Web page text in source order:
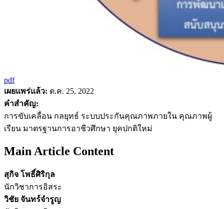
pdf
เผยแพร่แล้ว: ต.ค. 25, 2022
คำสำคัญ:
การขับเคลื่อน กลยุทธ์ ระบบประกันคุณภาพภายใน คุณภาพผู้
เรียน มาตรฐานการอาชีวศึกษา ยุคปกติใหม่
Main Article Content
สุกิจ โพธิ์ศิริกุล
นักวิชาการอิสระ
วิชัย จันทร์จำรูญ